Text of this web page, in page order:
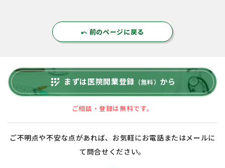
undo 前のページに戻る
app_registration まずは医院開業登録 （無料） から
ご相談・登録は無料です。
ご不明点や不安な点があれば、お気軽にお電話またはメールに
て問合せください。